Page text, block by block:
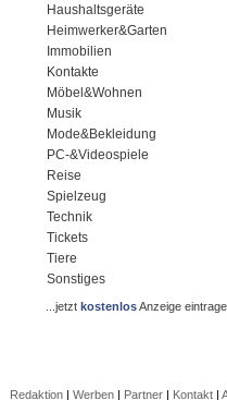
Haushaltsgeräte
Heimwerker&Garten
Immobilien
Kontakte
Möbel&Wohnen
Musik
Mode&Bekleidung
PC-&Videospiele
Reise
Spielzeug
Technik
Tickets
Tiere
Sonstiges
...jetztkostenlosAnzeige
Redaktion| Werben| Partner| Kontakt|